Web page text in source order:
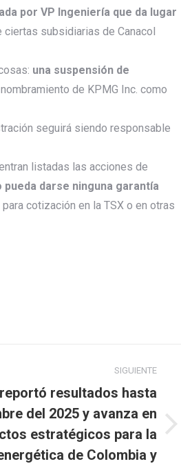
por VP Ingeniería que da lugar
ciertas subsidiarias de Canacol
una suspensión de
de KPMG Inc. como
seguirá siendo responsable
listadas las acciones de
darse ninguna garantía
cotización en la TSX o en otras
SIGUIENTE
resultados hasta
del 2025 y avanza en
estratégicos para la
de Colombia y